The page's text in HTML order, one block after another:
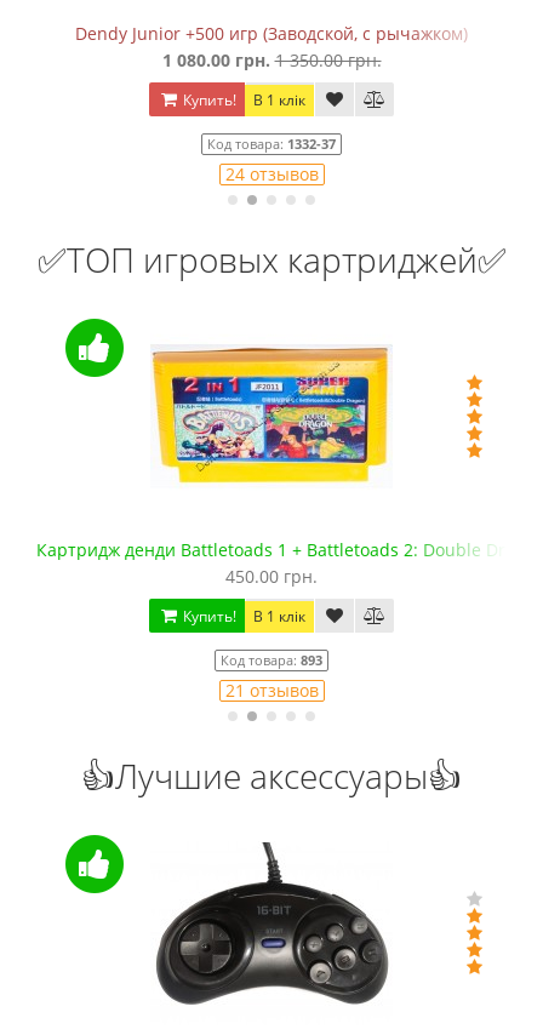
Dendy Junior +500 игр (Заводской, с рычажком)
1 080.00 грн. 1 350.00 грн.
Купить! В 1 клік
Код товара: 1332-37
24 отзывов
✅ТОП игровых картриджей✅
Картридж денди Battletoads 1 + Battletoads 2: Double
450.00 грн.
Купить! В 1 клік
Код товара: 893
21 отзывов
👍Лучшие аксессуары👍